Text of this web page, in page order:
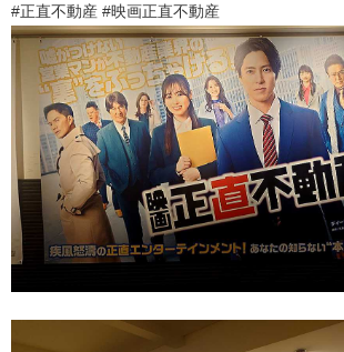
#正直不動産 #映画正直不動産